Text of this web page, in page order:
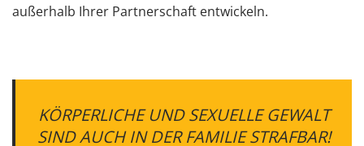
außerhalb Ihrer Partnerschaft entwickeln.
KÖRPERLICHE UND SEXUELLE GEWALT
SIND AUCH IN DER FAMILIE STRAFBAR!